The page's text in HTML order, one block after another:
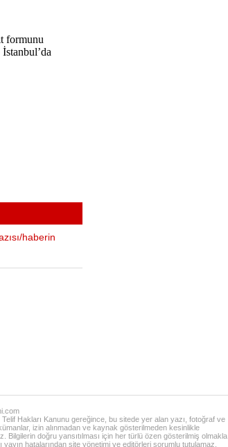
formunu
haberin
Telif Hakları Kanunu gereğince, bu sitede yer alan yazı, fotoğraf ve
izin alınmadan ve kaynak gösterilmeden kesinlikle
Bilgilerin doğru yansıtılması için her türlü özen gösterilmiş olmakla
yayın hatalarından site yönetimi ve editörleri sorumlu tutulamaz.